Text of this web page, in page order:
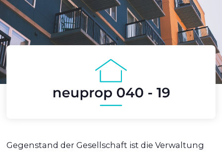
Gegenstand der Gesellschaft ist die Verwaltung